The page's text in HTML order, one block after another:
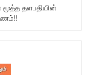
மூத்த தளபதியின்